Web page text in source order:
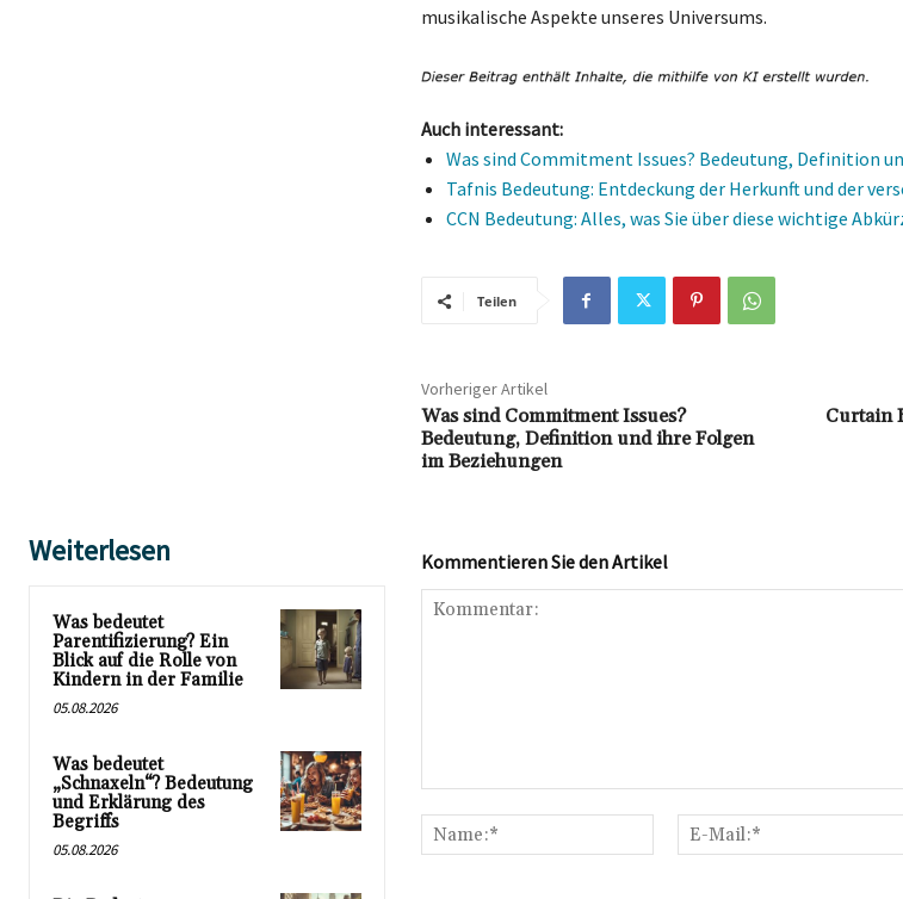
musikalische Aspekte unseres Universums.
Auch interessant:
Was sind Commitment Issues? Bedeutung, Definition
Tafnis Bedeutung: Entdeckung der Herkunft und der
CCN Bedeutung: Alles, was Sie über diese wichtige
Teilen
Vorheriger Artikel
Was sind Commitment Issues?
Bedeutung, Definition und ihre Folgen
im Beziehungen
Curtain
Weiterlesen
Was bedeutet
Parentifizierung? Ein
Blick auf die Rolle von
Kindern in der Familie
05.08.2026
Was bedeutet
„Schnaxeln“? Bedeutung
und Erklärung des
Begriffs
05.08.2026
Kommentieren Sie den Artikel
Name:*